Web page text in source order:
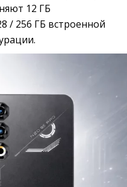
12 ГБ
/ 256 ГБ встроенной